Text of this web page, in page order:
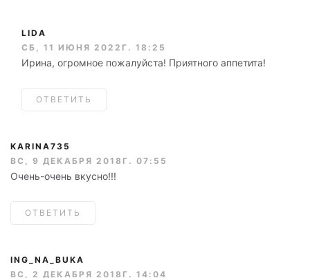
LIDA
СБ, 11 ИЮНЯ 2022Г. 18:25
Ирина, огромное пожалуйста! Приятного аппетита!
ОТВЕТИТЬ
KARINA735
ВС, 9 ДЕКАБРЯ 2018Г. 07:55
Очень-очень вкусно!!!
ОТВЕТИТЬ
ING_NA_BUKA
ВС, 2 ДЕКАБРЯ 2018Г. 14:04